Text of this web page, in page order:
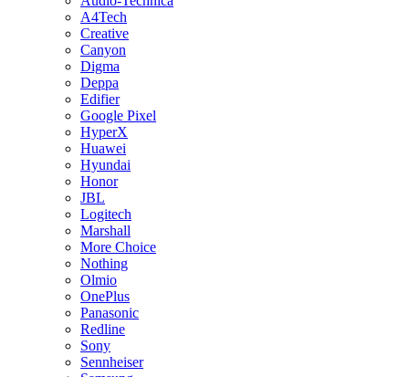
A4Tech
Creative
Canyon
Digma
Deppa
Edifier
Google Pixel
HyperX
Huawei
Hyundai
Honor
JBL
Logitech
Marshall
More Choice
Nothing
Olmio
OnePlus
Panasonic
Redline
Sony
Sennheiser